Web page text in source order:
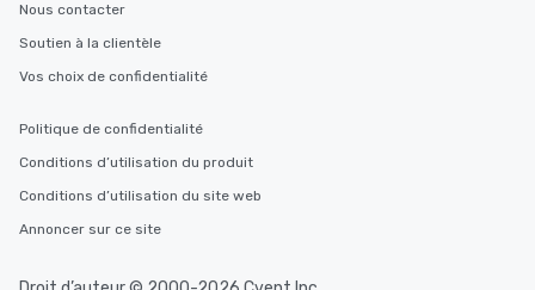
Nous contacter
Soutien à la clientèle
Vos choix de confidentialité
Politique de confidentialité
Conditions d’utilisation du produit
Conditions d’utilisation du site web
Annoncer sur ce site